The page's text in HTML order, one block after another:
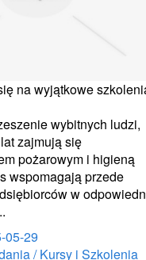
na wyjątkowe
wybitnych ludzi,
zajmują się
pożarowym i higieną
wspomagają przede
w
05-29
/ Kursy i Szkolenia